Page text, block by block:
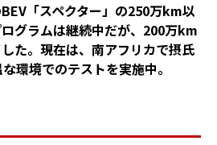
「スペクター」の250万km以
グラムは継続中だが、200万km
た。現在は、南アフリカで摂氏
環境でのテストを実施中。